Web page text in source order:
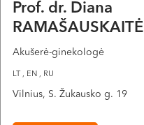
Prof. dr. Diana
RAMAŠAUSKAITĖ
Akušerė-ginekologė
LT , EN , RU
Vilnius, S. Žukausko g. 19